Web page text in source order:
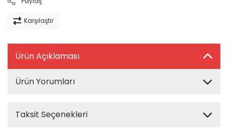
Karşılaştır
Ürün Açıklaması
Ürün Yorumları
Taksit Seçenekleri